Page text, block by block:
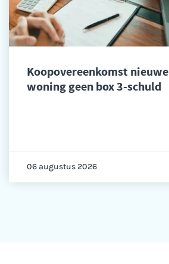
Koopovereenkomst nieuwe
woning geen box 3-schuld
06 augustus 2026